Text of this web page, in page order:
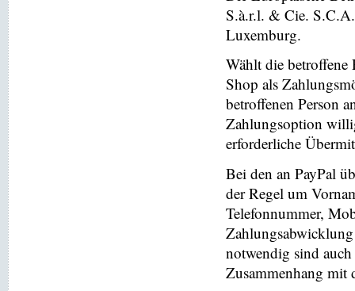
S.à.r.l. & Cie.
Luxemburg.
Wählt die betroffene
Shop als
betroffenen Person
Zahlungsoption
erforderliche
Bei den an PayPal
der Regel um
Telefonnummer,
notwendig sind
Zusammenhang mit